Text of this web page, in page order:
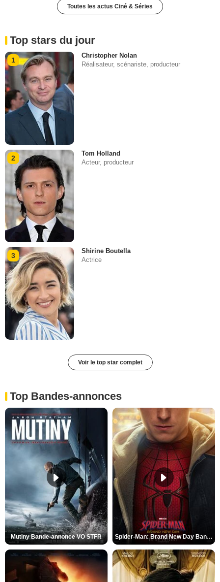
Toutes les actus Ciné & Séries
Top stars du jour
1
Christopher Nolan
Réalisateur, scénariste, producteur
2
Tom Holland
Acteur, producteur
3
Shirine Boutella
Actrice
Voir le top star complet
Top Bandes-annonces
Mutiny Bande-annonce VO STFR Spider-Man: Brand New Day Bande-annonce VO STFR